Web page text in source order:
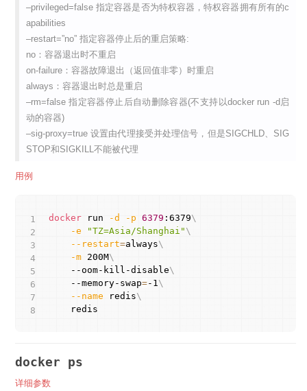
–privileged=false 指定容器是否为特权容器，特权容器拥有所有的c
apabilities
–restart=”no” 指定容器停止后的重启策略:
no：容器退出时不重启
on-failure：容器故障退出（返回值非零）时重启
always：容器退出时总是重启
–rm=false 指定容器停止后自动删除容器(不支持以docker run -d启
动的容器)
–sig-proxy=true 设置由代理接受并处理信号，但是SIGCHLD、SIG
STOP和SIGKILL不能被代理
用例
docker run -d -p 6379 :6379\
-e
"TZ=Asia/Shanghai" \
--restart=always\
-m 200M\
    --oom-kill-disable
\
    --memory-swap
=-1\
--name redis\
    redis
docker ps
详细参数